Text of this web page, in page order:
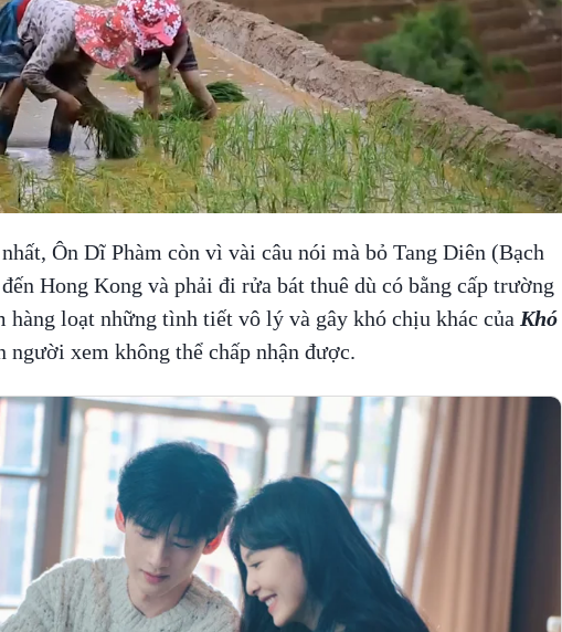
Ôn Dĩ Phàm còn vì vài câu nói mà bỏ Tang Diên (Bạch
Hong Kong và phải đi rửa bát thuê dù có bằng cấp trường
hàng loạt những tình tiết vô lý và gây khó chịu khác của Khó
người xem không thể chấp nhận được.